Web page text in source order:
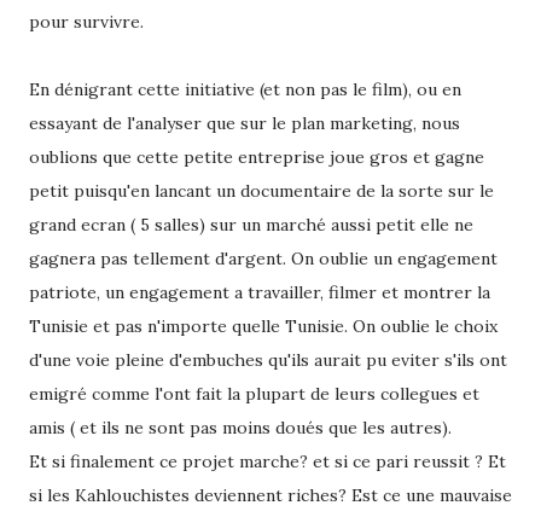
pour survivre.
En dénigrant cette initiative (et non pas le film), ou en
essayant de l'analyser que sur le plan marketing, nous
oublions que cette petite entreprise joue gros et gagne
petit puisqu'en lancant un documentaire de la sorte sur le
grand ecran ( 5 salles) sur un marché aussi petit elle ne
gagnera pas tellement d'argent. On oublie un engagement
patriote, un engagement a travailler, filmer et montrer la
Tunisie et pas n'importe quelle Tunisie. On oublie le choix
d'une voie pleine d'embuches qu'ils aurait pu eviter s'ils ont
emigré comme l'ont fait la plupart de leurs collegues et
amis ( et ils ne sont pas moins doués que les autres).
Et si finalement ce projet marche? et si ce pari reussit ? Et
si les Kahlouchistes deviennent riches? Est ce une mauvaise